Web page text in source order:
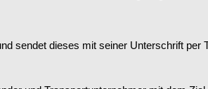
sendet dieses mit seiner Unterschrift per